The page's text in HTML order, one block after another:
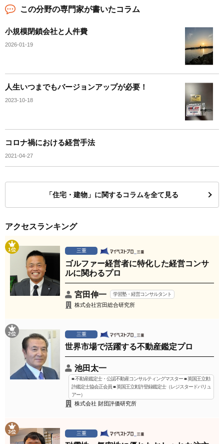
この分野の専門家が書いたコラム
小規模閉鎖会社と人件費
2026-01-19
人生いつまでもバージョンアップが必要！
2023-10-18
コロナ禍における経営手法
2021-04-27
「住宅・建物」に関するコラムを全て見る
アクセスランキング
1位 三重
ゴルファー経営者に特化した経営コンサ
ルに関わるプロ
宮田伸一 学習塾・経営コンサルタント
株式会社宮田総合研究所
2位 三重
世界市場で活躍する不動産鑑定プロ
池田太一
■ 不動産鑑定士・公認不動産コンサルティングマスター ■ 英国王立勅
許鑑定士協会正会員 ■ 英国王立勅許登録鑑定士（レジスタードバリュ
アー）
株式会社 財団評価研究所
3位 三重